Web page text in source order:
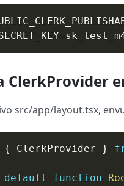
ClerkProvider
src/app/layout.tsx,
{ ClerkProvider }
default function